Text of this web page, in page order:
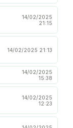
14/02/2025
21:15
14/02/2025 21:13
14/02/2025
15:38
14/02/2025
12:23